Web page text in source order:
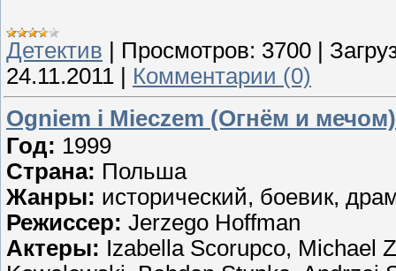
Детектив Просмотров: 3700
24.11.2011
Комментарии (0)
Ogniem i Mieczem (Огнём и
Год: 1999
Страна: Польша
Жанры: исторический, боевик,
Режиссер: Jerzego Hoffman
Актеры: Izabella Scorupco, Michael